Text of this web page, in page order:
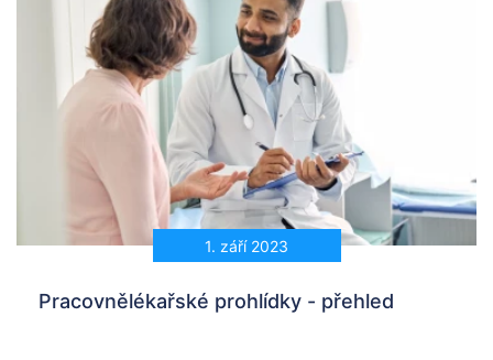
1. září 2023
Pracovnělékařské prohlídky - přehled